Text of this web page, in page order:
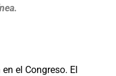
el Congreso. El